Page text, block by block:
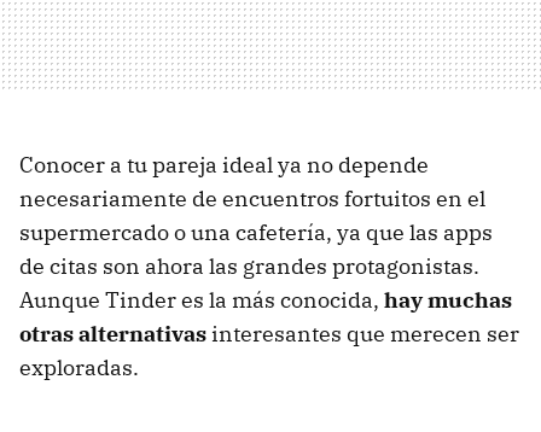
Conocer a tu pareja ideal ya no depende
necesariamente de encuentros fortuitos en el
supermercado o una cafetería, ya que las apps
de citas son ahora las grandes protagonistas.
Aunque Tinder es la más conocida, hay muchas
otras alternativas interesantes que merecen ser
exploradas.